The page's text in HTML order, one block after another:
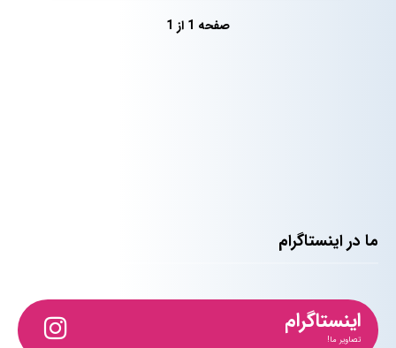
صفحه 1 از 1
ما در اینستاگرام
اینستاگرام
تصاویر ما!